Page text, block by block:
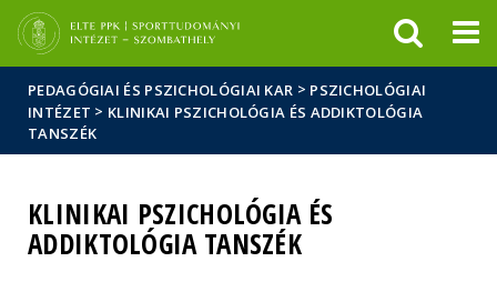
Hírek
Események
ELTE a
sajtóban
PEDAGÓGIAI ÉS PSZICHOLÓGIAI KAR > PSZICHOLÓGIAI
INTÉZET > KLINIKAI PSZICHOLÓGIA ÉS ADDIKTOLÓGIA
TANSZÉK
KLINIKAI PSZICHOLÓGIA ÉS
ADDIKTOLÓGIA TANSZÉK